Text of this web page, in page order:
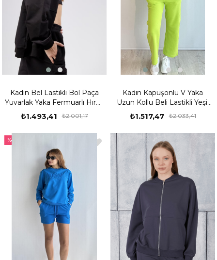
Kadın Bel Lastikli Bol Paça
Yuvarlak Yaka Fermuarlı Hırka
Eşofman Takımı
₺1.493,41 ₺2.001,17
Kadın Kapüşonlu V Yaka
Uzun Kollu Beli Lastikli Yeşil
Eşofman Takımı
₺1.517,47 ₺2.033,41
%25